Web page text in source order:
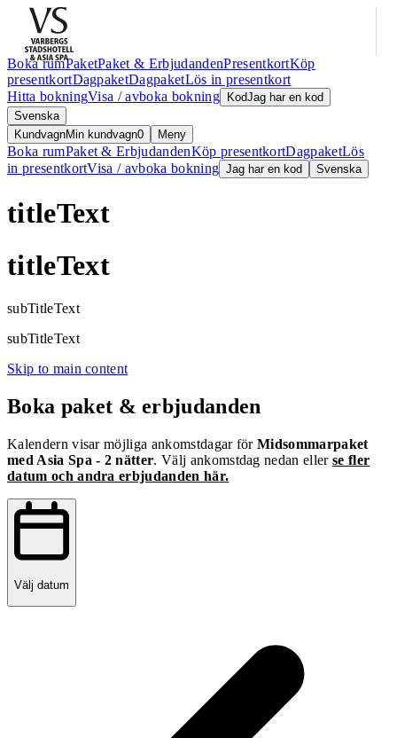
Boka rumPaketPaket & ErbjudandenPresentkortKöp
presentkortDagpaketDagpaketLös in presentkort
Hitta bokningVisa / avboka bokning KodJag har en kod
Svenska
KundvagnMin kundvagn0 Meny
Boka rumPaket & ErbjudandenKöp presentkortDagpaketLös
in presentkortVisa / avboka bokning Jag har en kod Svenska
titleText
titleText
subTitleText
subTitleText
Skip to main content
Boka paket & erbjudanden
Kalendern visar möjliga ankomstdagar förMidsommarpaket
med Asia Spa - 2 nätter. Välj ankomstdag nedan eller se fler
datum och andra erbjudanden här.
Välj datum